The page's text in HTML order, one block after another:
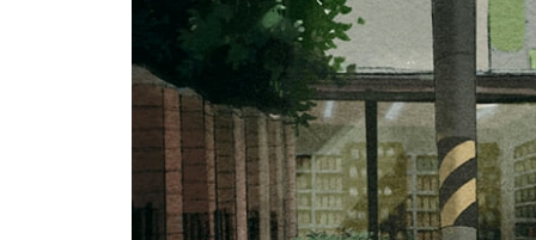
_습관5. 좀처럼 감기에 걸리지 않는다
_습관6. 쉬는시간을 통해 에너지를 충전한다
_습관7. 정신상태를 정리정돈으로 증명한다
Beyond Story 흔들리지 않는 인생을 사는 법
09 오늘 하루는 내 인생을 만드는 재료다
_크로노스인가, 카이로스인가